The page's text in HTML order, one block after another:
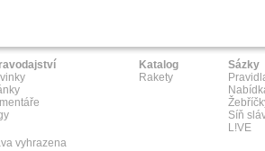
Katalog
Rakety
Sázky
Síň
L!VE
vyhrazena